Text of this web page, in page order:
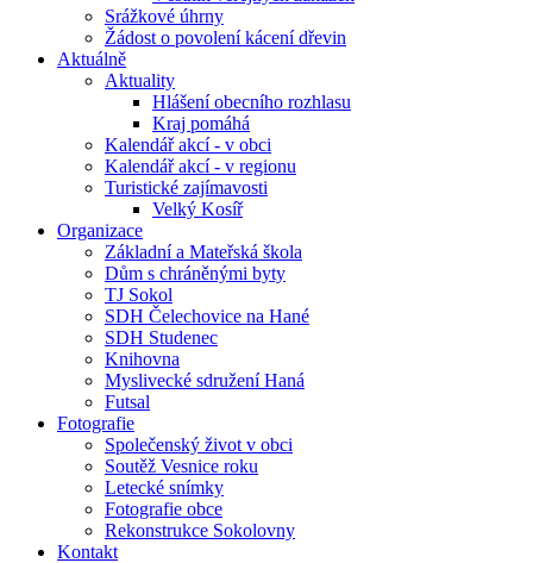
Srážkové úhrny
Žádost o povolení kácení dřevin
Aktuálně
Aktuality
Hlášení obecního rozhlasu
Kraj pomáhá
Kalendář akcí - v obci
Kalendář akcí - v regionu
Turistické zajímavosti
Velký Kosíř
Organizace
Základní a Mateřská škola
Dům s chráněnými byty
TJ Sokol
SDH Čelechovice na Hané
SDH Studenec
Knihovna
Myslivecké sdružení Haná
Futsal
Fotografie
Společenský život v obci
Soutěž Vesnice roku
Letecké snímky
Fotografie obce
Rekonstrukce Sokolovny
Kontakt